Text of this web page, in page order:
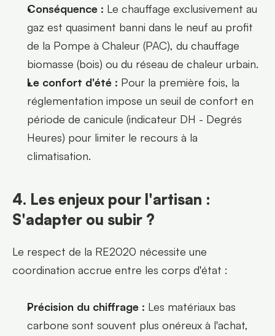
Conséquence : Le chauffage exclusivement au
gaz est quasiment banni dans le neuf au profit
de la Pompe à Chaleur (PAC), du chauffage
biomasse (bois) ou du réseau de chaleur urbain.
Le confort d'été : Pour la première fois, la
réglementation impose un seuil de confort en
période de canicule (indicateur DH - Degrés
Heures) pour limiter le recours à la
climatisation.
4. Les enjeux pour l'artisan :
S'adapter ou subir ?
Le respect de la RE2020 nécessite une
coordination accrue entre les corps d'état :
Précision du chiffrage : Les matériaux bas
carbone sont souvent plus onéreux à l'achat,